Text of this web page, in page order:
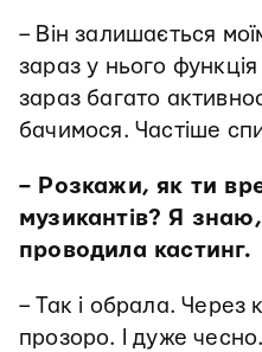
– Він залишається
зараз у нього
зараз багато
бачимося. Частіше
– Розкажи, як ти
музикантів? Я
проводила кастинг.
– Так і обрала. Через
прозоро. І дуже